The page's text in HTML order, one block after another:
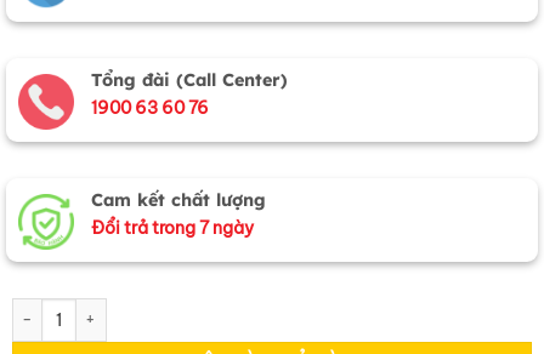
Tổng đài (Call Center)
1900 63 60 76
Cam kết chất lượng
Đổi trả trong 7 ngày
Hộp Đựng Trang Sức Sơn Mài Nón Lá Nền Đen số lượng